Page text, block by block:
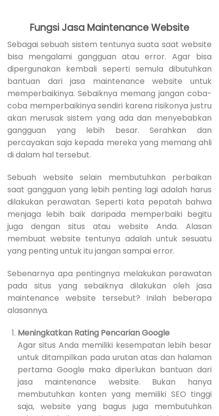
Fungsi Jasa Maintenance Website
Sebagai sebuah sistem tentunya suata saat website
bisa mengalami gangguan atau error. Agar bisa
dipergunakan kembali seperti semula dibutuhkan
bantuan dari jasa maintenance website untuk
memperbaikinya. Sebaiknya memang jangan coba-
coba memperbaikinya sendiri karena risikonya justru
akan merusak sistem yang ada dan menyebabkan
gangguan yang lebih besar. Serahkan dan
percayakan saja kepada mereka yang memang ahli
di dalam hal tersebut.
Sebuah website selain membutuhkan perbaikan
saat gangguan yang lebih penting lagi adalah harus
dilakukan perawatan. Seperti kata pepatah bahwa
menjaga lebih baik daripada memperbaiki begitu
juga dengan situs atau website Anda. Alasan
membuat website tentunya adalah untuk sesuatu
yang penting untuk itu jangan sampai error.
Sebenarnya apa pentingnya melakukan perawatan
pada situs yang sebaiknya dilakukan oleh jasa
maintenance website tersebut? Inilah beberapa
alasannya.
Meningkatkan Rating Pencarian Google
Agar situs Anda memiliki kesempatan lebih besar
untuk ditampilkan pada urutan atas dan halaman
pertama Google maka diperlukan bantuan dari
jasa maintenance website. Bukan hanya
membutuhkan konten yang memiliki SEO tinggi
saja, website yang bagus juga membutuhkan